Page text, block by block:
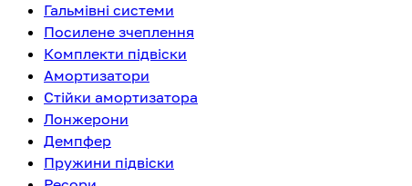
Гальмівні системи
Посилене зчеплення
Комплекти підвіски
Амортизатори
Стійки амортизатора
Лонжерони
Демпфер
Пружини підвіски